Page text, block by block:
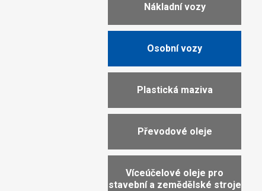
Nákladní vozy
Osobní vozy
Plastická maziva
Převodové oleje
Víceúčelové oleje pro
stavební a zemědělské stroje